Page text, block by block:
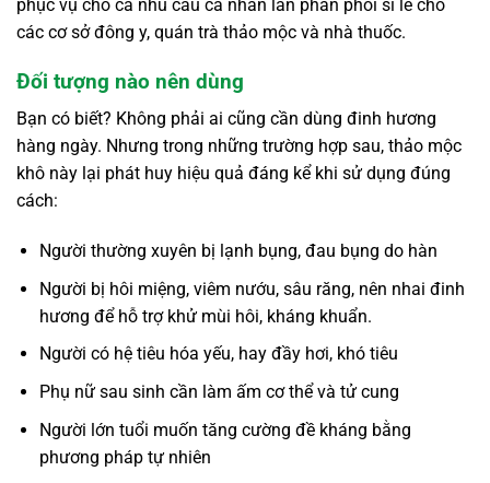
phục vụ cho cả nhu cầu cá nhân lẫn phân phối sỉ lẻ cho
các cơ sở đông y, quán trà thảo mộc và nhà thuốc.
Đối tượng nào nên dùng
Bạn có biết? Không phải ai cũng cần dùng đinh hương
hàng ngày. Nhưng trong những trường hợp sau, thảo mộc
khô này lại phát huy hiệu quả đáng kể khi sử dụng đúng
cách:
Người thường xuyên bị lạnh bụng, đau bụng do hàn
Người bị hôi miệng, viêm nướu, sâu răng, nên nhai đinh
hương để hỗ trợ khử mùi hôi, kháng khuẩn.
Người có hệ tiêu hóa yếu, hay đầy hơi, khó tiêu
Phụ nữ sau sinh cần làm ấm cơ thể và tử cung
Người lớn tuổi muốn tăng cường đề kháng bằng
phương pháp tự nhiên